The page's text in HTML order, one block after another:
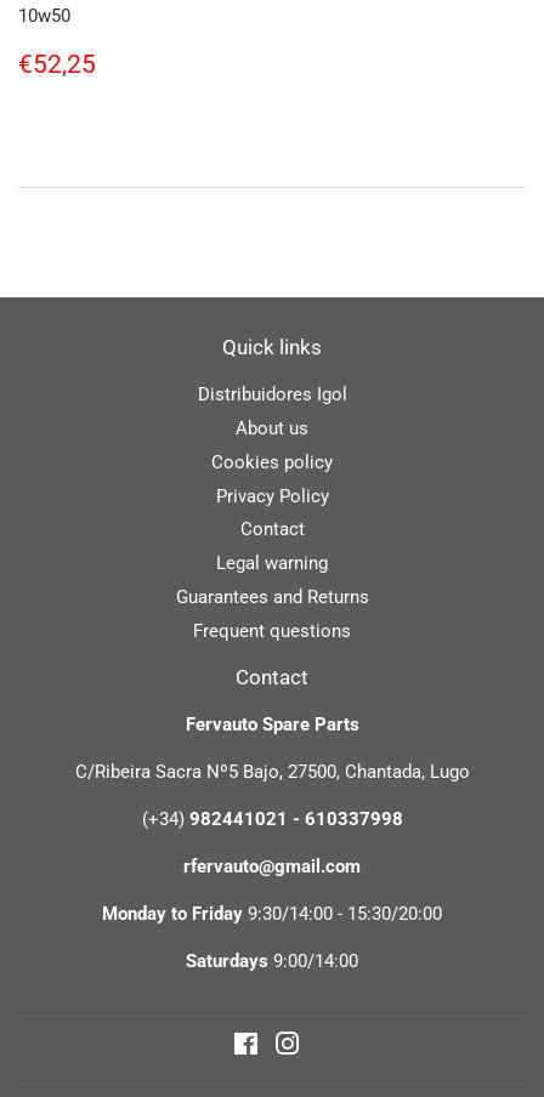
10w50
Regular
price
€52,25
Quick links
Distribuidores Igol
About us
Cookies policy
Privacy Policy
Contact
Legal warning
Guarantees and Returns
Frequent questions
Contact
Fervauto Spare Parts
C/Ribeira Sacra Nº5 Bajo, 27500, Chantada, Lugo
(+34) 982441021 - 610337998
rfervauto@gmail.com
Monday to Friday 9:30/14:00 - 15:30/20:00
Saturdays 9:00/14:00
Facebook